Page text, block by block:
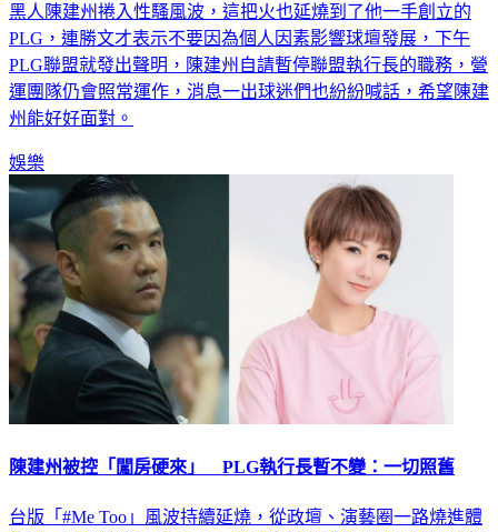
黑人陳建州捲入性騷風波，這把火也延燒到了他一手創立的
PLG，連勝文才表示不要因為個人因素影響球壇發展，下午
PLG聯盟就發出聲明，陳建州自請暫停聯盟執行長的職務，營
運團隊仍會照常運作，消息一出球迷們也紛紛喊話，希望陳建
州能好好面對。
娛樂
陳建州被控「闖房硬來」 PLG執行長暫不變：一切照舊
台版「#Me Too」風波持續延燒，從政壇、演藝圈一路燒進體